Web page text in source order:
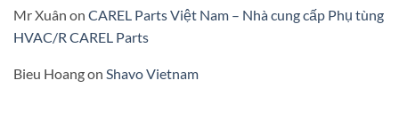
Mr Xuân on CAREL Parts Việt Nam – Nhà cung cấp Phụ tùng
HVAC/R CAREL Parts
Bieu Hoangon Shavo Vietnam